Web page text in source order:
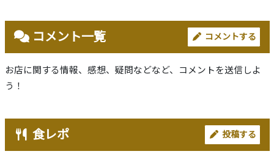
コメント一覧 コメントする
お店に関する情報、感想、疑問などなど、コメントを送信しよ
う！
食レポ 投稿する